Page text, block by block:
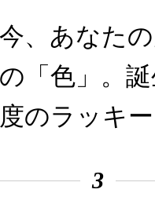
今、あなた
の「色」。
度のラッキ
3